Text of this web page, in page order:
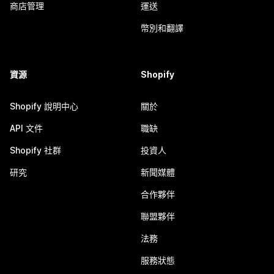
商店管理 運送
幣別和翻譯
資源
Shopify 說明中心
API 文件
Shopify 社群
研究
Shopify
關於
職缺
投資人
新聞媒體
合作夥伴
聯盟夥伴
法務
服務狀態